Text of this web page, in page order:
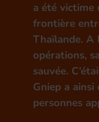
a été victime
frontière
Thaïlande. A
opérations,
sauvée.
Gniep a
personnes